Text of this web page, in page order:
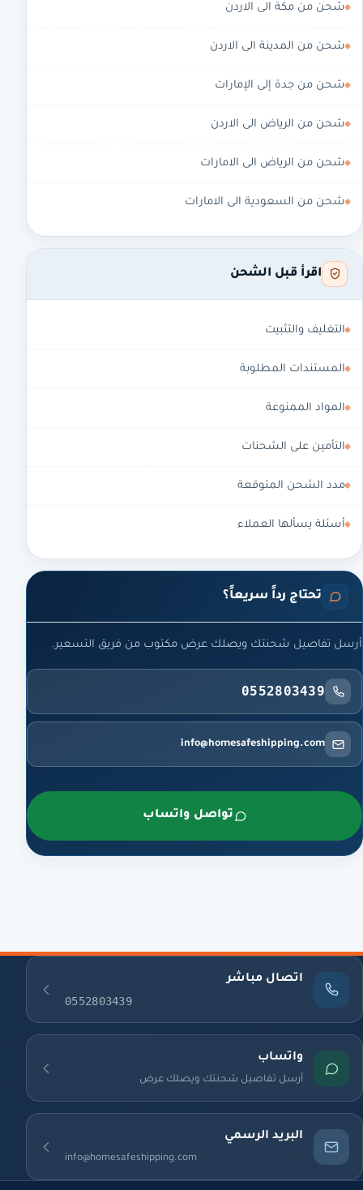
شحن من مكة الى الاردن
شحن من المدينة الى الاردن
شحن من جدة إلى الإمارات
شحن من الرياض الى الاردن
شحن من الرياض الى الامارات
شحن من السعودية الى الامارات
اقرأ قبل الشحن
التغليف والتثبيت
المستندات المطلوبة
المواد الممنوعة
التأمين على الشحنات
مدد الشحن المتوقعة
أسئلة يسألها العملاء
تحتاج رداً سريعاً؟
أرسل تفاصيل شحنتك ويصلك عرض مكتوب من فريق التسعير.
0552803439
info@homesafeshipping.com
تواصل واتساب
اتصال مباشر
0552803439
واتساب
أرسل تفاصيل شحنتك ويصلك عرض
البريد الرسمي
info@homesafeshipping.com